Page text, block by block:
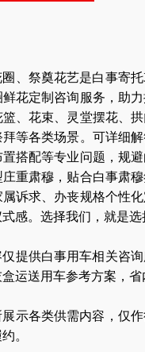
、祭奠花艺是白事寄
花定制咨询服务，助
篮、花束、灵堂摆花、
拜等各类场景。可详细
搭配等专业问题，规
重肃穆，贴合白事肃
诉求、办丧规格个性
感。选择我们，就是
提供白事用车相关咨
运送用车参考方案，
示各类供需内容，仅
。